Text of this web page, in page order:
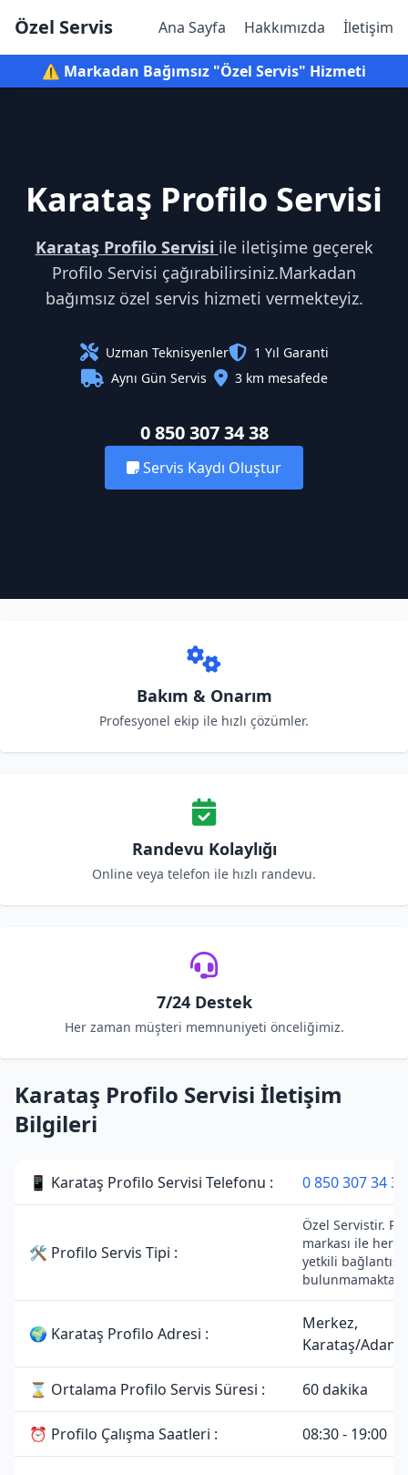
Özel Servis Ana Sayfa Hakkımızda İletişim
⚠️ Markadan Bağımsız "Özel Servis" Hizmeti
Karataş Profilo Servisi
Karataş Profilo Servisi ile iletişime geçerek
Profilo Servisi çağırabilirsiniz.Markadan
bağımsız özel servis hizmeti vermekteyiz.
Uzman Teknisyenler
1 Yıl Garanti
Aynı Gün Servis
3 km mesafede
0 850 307 34 38
Servis Kaydı Oluştur
Bakım & Onarım
Profesyonel ekip ile hızlı çözümler.
Randevu Kolaylığı
Online veya telefon ile hızlı randevu.
7/24 Destek
Her zaman müşteri memnuniyeti önceliğimiz.
Karataş Profilo Servisi İletişim
Bilgileri
📱 Karataş Profilo Servisi Telefonu : 0 850 307 34 38
🛠 Profilo Servis Tipi :
Özel Servistir.
markası ile
yetkili bağlantısı
🌍 Karataş Profilo Adresi :
Merkez,
Karataş/Adana
⌛ Ortalama Profilo Servis Süresi : 60 dakika
⏰ Profilo Çalışma Saatleri : 08:30 - 19:00